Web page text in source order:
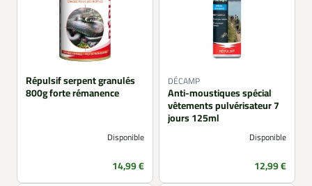
Répulsif serpent granulés
800g forte rémanence
Disponible
Prix
14,99 €
DÉCAMP
Anti-moustiques spécial
vêtements pulvérisateur 7
jours 125ml
Disponible
Prix
12,99 €